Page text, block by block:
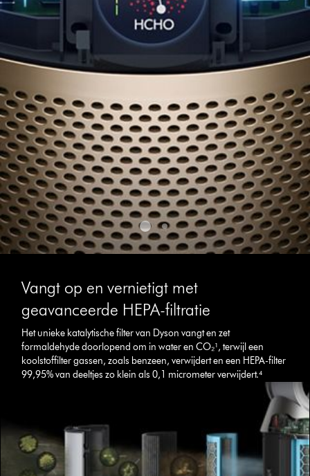
Vangt op en vernietigt met
geavanceerde HEPA-filtratie
Het unieke katalytische filter van Dyson vangt en zet
formaldehyde doorlopend om in water en CO₂¹, terwijl een
koolstoffilter gassen, zoals benzeen, verwijdert en een HEPA-filter
99,95% van deeltjes zo klein als 0,1 micrometer verwijdert.⁴